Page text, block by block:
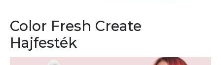
Color Fresh Create
Hajfesték